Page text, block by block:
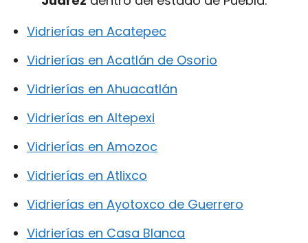
Vidrierías en Acatepec
Vidrierías en Acatlán de Osorio
Vidrierías en Ahuacatlán
Vidrierías en Altepexi
Vidrierías en Amozoc
Vidrierías en Atlixco
Vidrierías en Ayotoxco de Guerrero
Vidrierías en Casa Blanca